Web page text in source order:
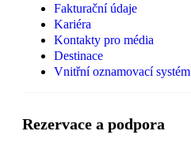
Fakturační údaje
Kariéra
Kontakty pro média
Destinace
Vnitřní oznamovací systém
Rezervace a podpora